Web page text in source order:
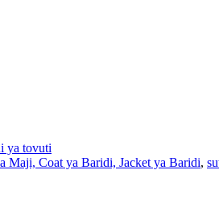
ya tovuti
Maji, Coat ya Baridi, Jacket ya Baridi,